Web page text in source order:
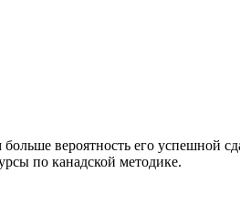
вероятность его успешной
по канадской методике.